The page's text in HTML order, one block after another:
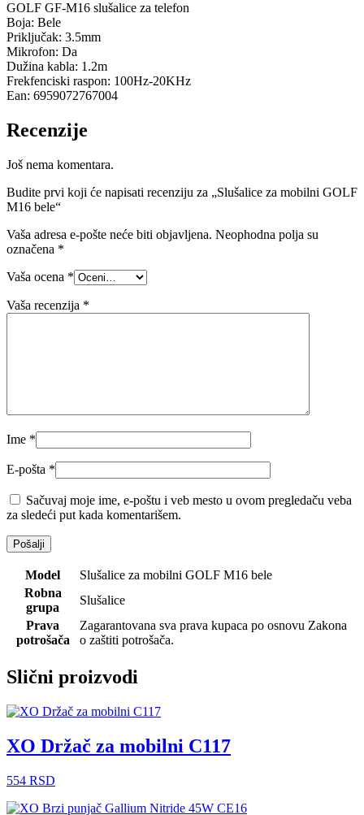
GOLF GF-M16 slušalice za telefon
Boja: Bele
Priključak: 3.5mm
Mikrofon: Da
Dužina kabla: 1.2m
Frekfenciski raspon: 100Hz-20KHz
Ean: 6959072767004
Recenzije
Još nema komentara.
Budite prvi koji će napisati recenziju za „Slušalice za mobilni GOLF
M16 bele“
Vaša adresa e-pošte neće biti objavljena. Neophodna polja su
označena *
Vaša ocena *
Vaša recenzija *
Ime *
E-pošta *
Sačuvaj moje ime, e-poštu i veb mesto u ovom pregledaču veba
za sledeći put kada komentarišem.
Model
Slušalice za mobilni GOLF M16 bele
Robna
grupa
Slušalice
Prava
potrošača
Zagarantovana sva prava kupaca po osnovu Zakona
o zaštiti potrošača.
Slični proizvodi
XO Držač za mobilni C117
554 RSD